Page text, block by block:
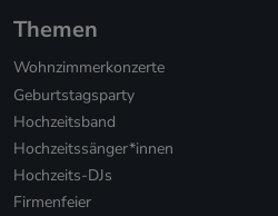
Themen
Wohnzimmerkonzerte
Geburtstagsparty
Hochzeitsband
Hochzeitssänger*innen
Hochzeits-DJs
Firmenfeier